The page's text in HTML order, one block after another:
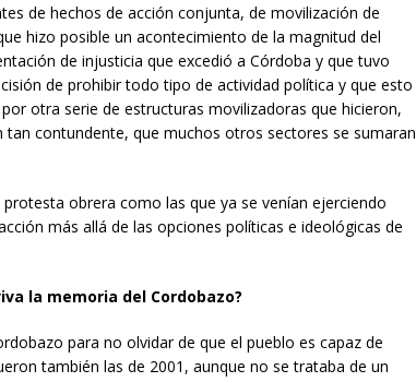
de hechos de acción conjunta, de movilización de
hizo posible un acontecimiento de la magnitud del
de injusticia que excedió a Córdoba y que tuvo
de prohibir todo tipo de actividad política y que esto
otra serie de estructuras movilizadoras que hicieron,
contundente, que muchos otros sectores se sumaran
obrera como las que ya se venían ejerciendo
más allá de las opciones políticas e ideológicas de
la memoria del Cordobazo?
para no olvidar de que el pueblo es capaz de
también las de 2001, aunque no se trataba de un